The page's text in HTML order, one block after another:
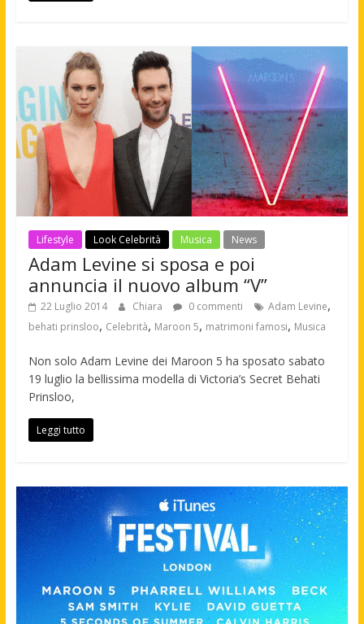
Lifestyle Look Celebrità Musica News
Adam Levine si sposa e poi
annuncia il nuovo album “V”
22 Luglio 2014 Chiara 0 commenti Adam Levine,
behati prinsloo, Celebrità, Maroon 5, matrimoni famosi, Musica
Non solo Adam Levine dei Maroon 5 ha sposato sabato
19 luglio la bellissima modella di Victoria’s Secret Behati
Prinsloo,
Leggi tutto